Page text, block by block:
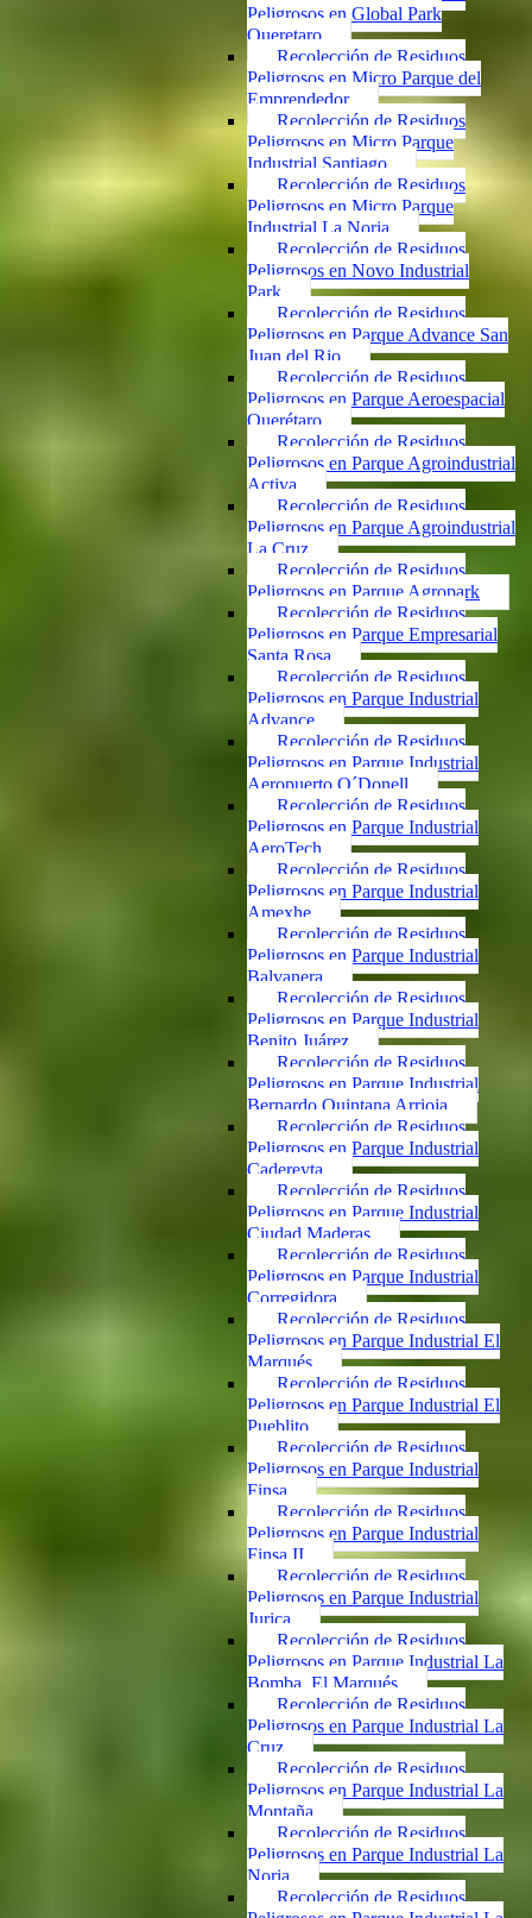
Peligrosos en Global Park
Queretaro
Recolección de Residuos
Peligrosos en Micro Parque del
Emprendedor
Recolección de Residuos
Peligrosos en Micro Parque
Industrial Santiago
Recolección de Residuos
Peligrosos en Micro Parque
Industrial La Noria
Recolección de Residuos
Peligrosos en Novo Industrial
Park
Recolección de Residuos
Peligrosos en Parque Advance San
Juan del Rio
Recolección de Residuos
Peligrosos en Parque Aeroespacial
Querétaro
Recolección de Residuos
Peligrosos en Parque Agroindustrial
Activa
Recolección de Residuos
Peligrosos en Parque Agroindustrial
La Cruz
Recolección de Residuos
Peligrosos en Parque Agropark
Recolección de Residuos
Peligrosos en Parque Empresarial
Santa Rosa
Recolección de Residuos
Peligrosos en Parque Industrial
Advance
Recolección de Residuos
Peligrosos en Parque Industrial
Aeropuerto O´Donell
Recolección de Residuos
Peligrosos en Parque Industrial
AeroTech
Recolección de Residuos
Peligrosos en Parque Industrial
Amexhe
Recolección de Residuos
Peligrosos en Parque Industrial
Balvanera
Recolección de Residuos
Peligrosos en Parque Industrial
Benito Juárez
Recolección de Residuos
Peligrosos en Parque Industrial
Bernardo Quintana Arrioja
Recolección de Residuos
Peligrosos en Parque Industrial
Cadereyta
Recolección de Residuos
Peligrosos en Parque Industrial
Ciudad Maderas
Recolección de Residuos
Peligrosos en Parque Industrial
Corregidora
Recolección de Residuos
Peligrosos en Parque Industrial El
Marqués
Recolección de Residuos
Peligrosos en Parque Industrial El
Pueblito
Recolección de Residuos
Peligrosos en Parque Industrial
Finsa
Recolección de Residuos
Peligrosos en Parque Industrial
Finsa II
Recolección de Residuos
Peligrosos en Parque Industrial
Jurica
Recolección de Residuos
Peligrosos en Parque Industrial La
Bomba, El Marqués
Recolección de Residuos
Peligrosos en Parque Industrial La
Cruz
Recolección de Residuos
Peligrosos en Parque Industrial La
Montaña
Recolección de Residuos
Peligrosos en Parque Industrial La
Noria
Recolección de Residuos